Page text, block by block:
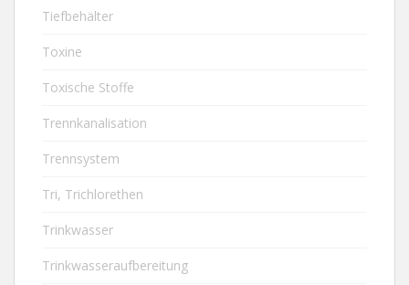
Tiefbehälter
Toxine
Toxische Stoffe
Trennkanalisation
Trennsystem
Tri, Trichlorethen
Trinkwasser
Trinkwasseraufbereitung